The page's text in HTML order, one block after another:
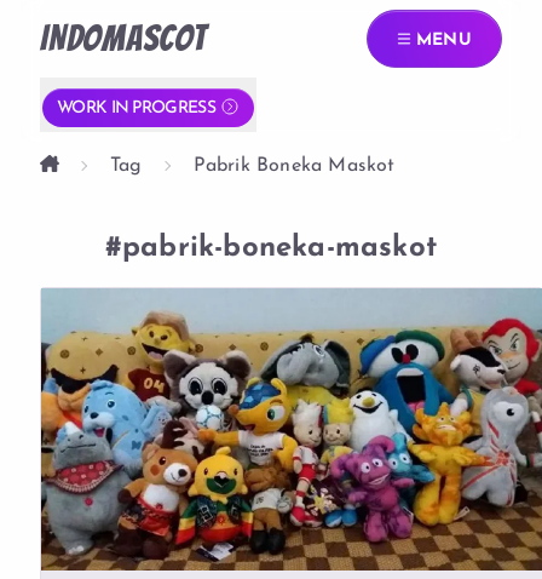
INDOMASCOT MENU
WORK IN PROGRESS
Tag Pabrik Boneka Maskot
#pabrik-boneka-maskot